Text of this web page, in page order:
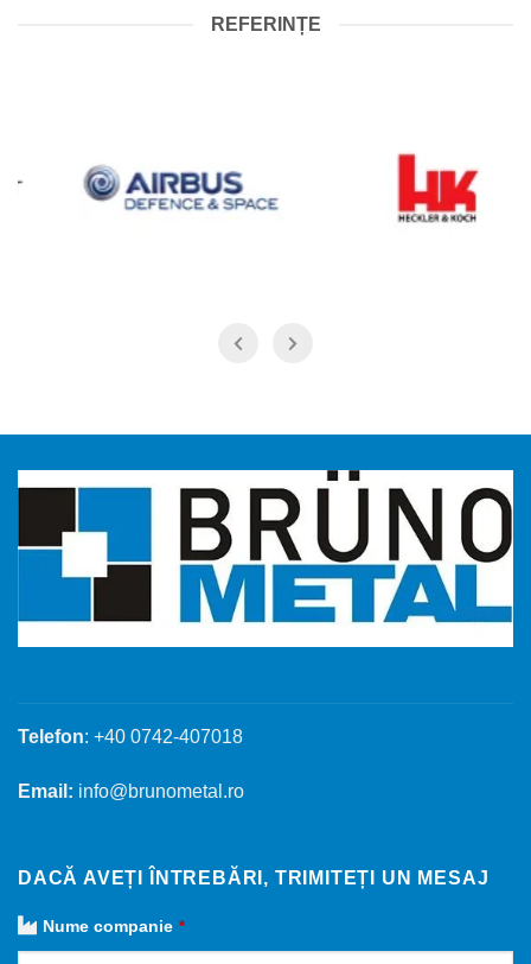
REFERINȚE
Telefon: +40 0742-407018
Email: info@brunometal.ro
DACĂ AVEȚI ÎNTREBĂRI, TRIMITEȚI UN MESAJ
Nume companie *